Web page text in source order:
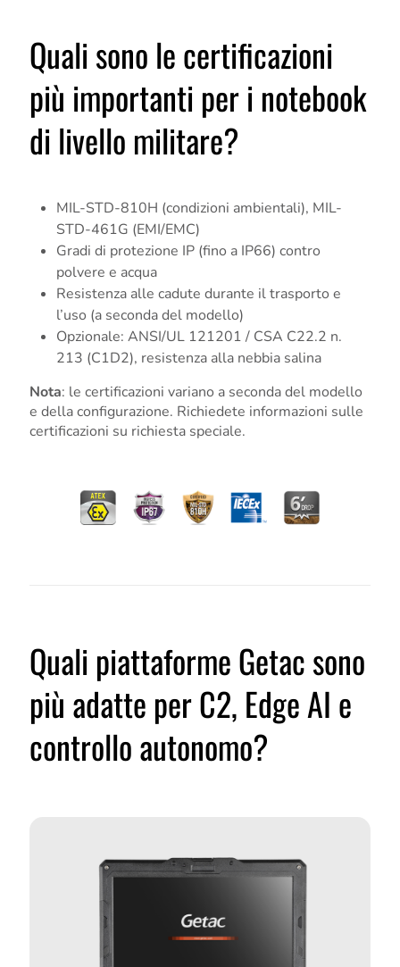
Quali sono le certificazioni
più importanti per i notebook
di livello militare?
MIL-STD-810H (condizioni ambientali), MIL-
STD-461G (EMI/EMC)
Gradi di protezione IP (fino a IP66) contro
polvere e acqua
Resistenza alle cadute durante il trasporto e
l’uso (a seconda del modello)
Opzionale: ANSI/UL 121201 / CSA C22.2 n.
213 (C1D2), resistenza alla nebbia salina
Nota: le certificazioni variano a seconda del modello
e della configurazione. Richiedete informazioni sulle
certificazioni su richiesta speciale.
Quali piattaforme Getac sono
più adatte per C2, Edge AI e
controllo autonomo?